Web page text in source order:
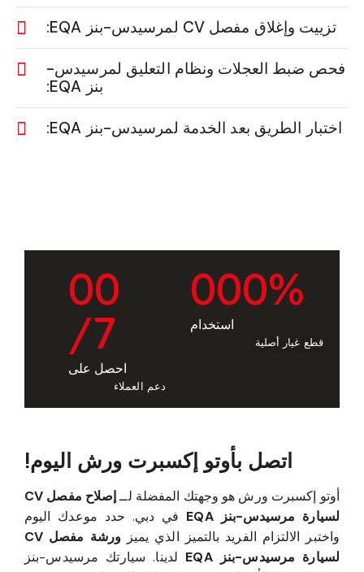
تزييت وإغلاق مفصل CV لمرسيدس-بنز EQA:
فحص ضبط العجلات ونظام التعليق لمرسيدس-
بنز EQA:
اختبار الطريق بعد الخدمة لمرسيدس-بنز EQA:
000%
استخدام
قطع غيار أصلية
00
/7
احصل على
دعم العملاء
اتصل بأوتو إكسبرت ورش اليوم!
أوتو إكسبرت ورش هو وجهتك المفضلة لــ
إصلاح مفصل CV
لسيارة مرسيدس-بنز EQA
في دبي. حدد موعدك اليوم
واختبر الالتزام الفريد بالتميز الذي يميز
ورشة مفصل CV
لسيارة مرسيدس-بنز EQA
لدينا. سيارتك مرسيدس-بنز